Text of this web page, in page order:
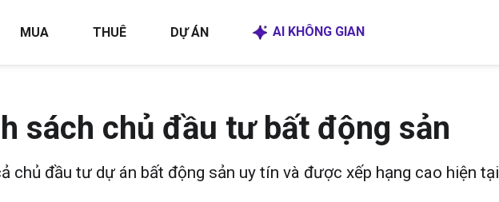
MUA THUÊ DỰ ÁN AI KHÔNG GIAN
sách chủ đầu tư bất động sản
chủ đầu tư dự án bất động sản uy tín và được xếp hạng cao hiện tại